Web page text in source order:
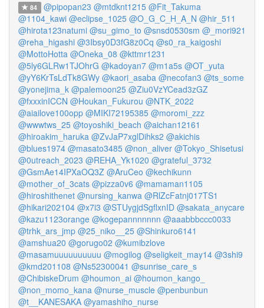
84 @pipopan23 @mtdknt1215 @Fit_Takuma
@1104_kawi @eclipse_1025 @O_G_C_H_A_N @hir_511
@hirota123natumi @su_gimo_to @snsd0530sm @_mori921
@reha_higashi @3Ibsy0D3fG8z0Cq @s0_ra_kaigoshi
@MottoHotta @Oneka_08 @kttmr1231
@5ly6GLRw1TJOhrG @kadoyan7 @m1a5s @OT_yuta
@yY6KrTsLdTk8GWy @kaori_asaba @necofan3 @ts_some
@yonejima_k @palemoon25 @Ziu0VzYCead3zGZ
@fxxxinICCN @Houkan_Fukurou @NTK_2022
@aiailove100opp @MIKI72195385 @moromi_zzz
@wwwtws_25 @toyoshiki_beach @aichan12161
@hiroakim_haruka @ZvJaP7xglDihks2 @akichis
@blues1974 @masato3485 @non_aliver @Tokyo_Shisetusi
@0utreach_2023 @REHA_Yk1020 @grateful_3732
@GsmAe14IPXaOQ3Z @AruCeo @kechikunn
@mother_of_3cats @pizza0v6 @mamaman1105
@hiroshithenet @nursing_kanwa @RlZcFatnj017TS1
@hikari202104 @x7i3 @STUygjdSgflxnID @sakata_anycare
@kazu1123orange @kogepannnnnnn @aaabbbccc0033
@trhk_ars_jmp @25_niko__25 @Shinkuro6141
@amshua20 @gorugo02 @kumibzlove
@masamuuuuuuuuuu @mogilog @seligkeit_may14 @3shi9
@kmd201108 @Ns52300041 @sunrise_care_s
@ChibiskeDrum @houmon_ai @houmon_kango_
@non_momo_kana @nurse_muscle @penbunbun
@t__KANESAKA @yamashiho_nurse